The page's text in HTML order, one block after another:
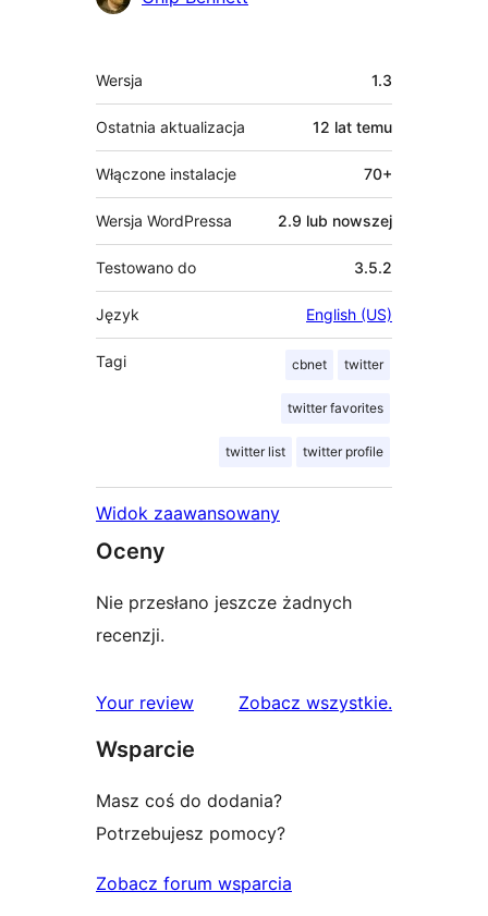
Meta
Wersja 1.3
Ostatnia aktualizacja 12 lat temu
Włączone instalacje 70+
Wersja WordPressa 2.9 lub nowszej
Testowano do 3.5.2
Język English (US)
Tagi cbnet twitter
twitter favorites
twitter list twitter profile
Widok zaawansowany
Oceny
Nie przesłano jeszcze żadnych
recenzji.
Your review Zobacz wszystkierecenzje
.
Wsparcie
Masz coś do dodania?
Potrzebujesz pomocy?
Zobacz forum wsparcia